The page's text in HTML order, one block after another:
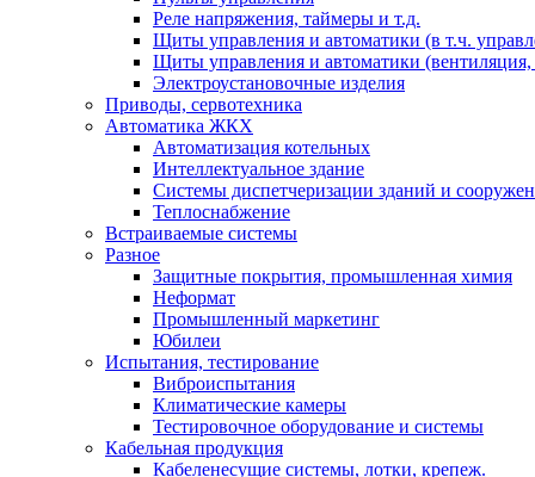
Реле напряжения, таймеры и т.д.
Щиты управления и автоматики (в т.ч.
Щиты управления и автоматики (вентиляция,
Электроустановочные изделия
Приводы, сервотехника
Автоматика ЖКХ
Автоматизация котельных
Интеллектуальное здание
Системы диспетчеризации зданий и
Теплоснабжение
Встраиваемые системы
Разное
Защитные покрытия, промышленная химия
Неформат
Промышленный маркетинг
Юбилеи
Испытания, тестирование
Виброиспытания
Климатические камеры
Тестировочное оборудование и системы
Кабельная продукция
Кабеленесущие системы, лотки, крепеж.